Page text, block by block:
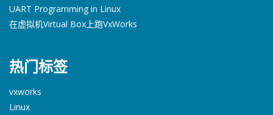
UART Programming in Linux
在虚拟机Virtual Box上跑VxWorks
热门标签
vxworks
Linux